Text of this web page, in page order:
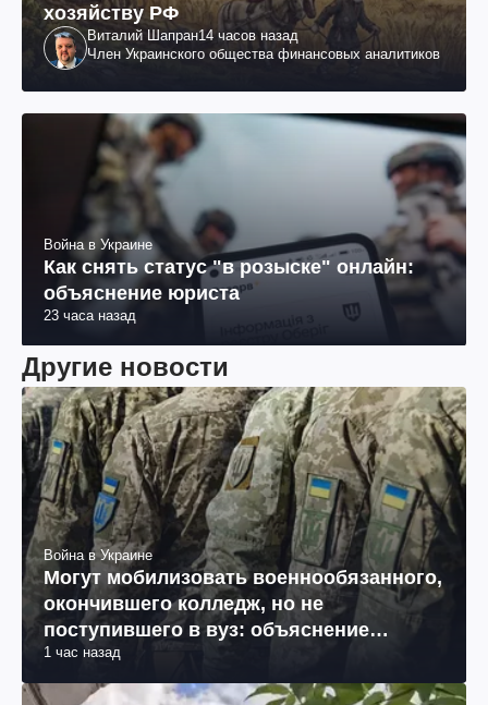
хозяйству РФ
Виталий Шапран14 часов назад
Член Украинского общества финансовых аналитиков
Война в Украине
Как снять статус "в розыске" онлайн:
объяснение юриста
23 часа назад
Другие новости
Война в Украине
Могут мобилизовать военнообязанного,
окончившего колледж, но не
поступившего в вуз: объяснение
юриста
1 час назад